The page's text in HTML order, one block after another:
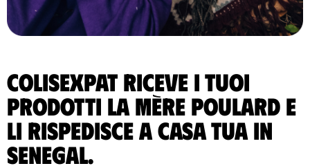
ColisExpat riceve i tuoi
prodotti La Mère Poulard e
li rispedisce A casa tua in
Senegal.